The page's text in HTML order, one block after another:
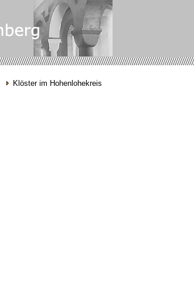
Klöster im Hohenlohekreis